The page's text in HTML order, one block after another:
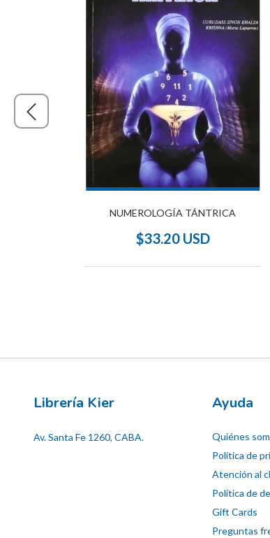
NUMEROLOGÍA TÁNTRICA
$33.20 USD
Librería Kier
Av. Santa Fe 1260, CABA.
Ayuda
Quiénes
Política de
Atención al
Política de
Gift Cards
Preguntas